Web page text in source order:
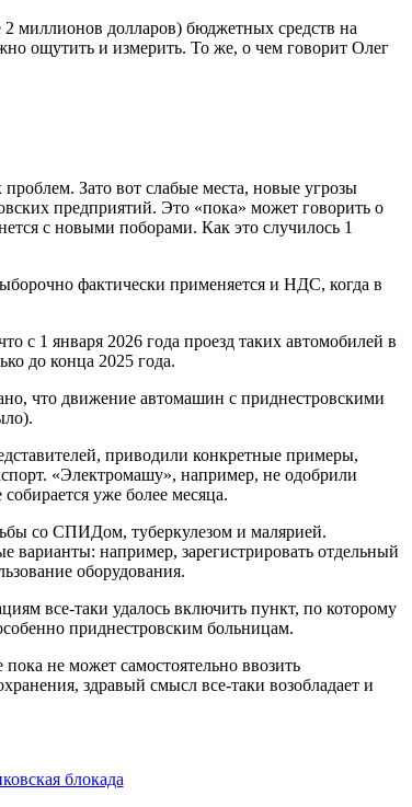
миллионов долларов) бюджетных средств на
ощутить и измерить. То же, о чем говорит Олег
Зато вот слабые места, новые угрозы
предприятий. Это «пока» может говорить о
с новыми поборами. Как это случилось 1
фактически применяется и НДС, когда в
с 1 января 2026 года проезд таких автомобилей в
до конца 2025 года.
что движение автомашин с приднестровскими
приводили конкретные примеры,
«Электромашу», например, не одобрили
уже более месяца.
со СПИДом, туберкулезом и малярией.
варианты: например, зарегистрировать отдельный
оборудования.
все-таки удалось включить пункт, по которому
приднестровским больницам.
не может самостоятельно ввозить
здравый смысл все-таки возобладает и
блокада